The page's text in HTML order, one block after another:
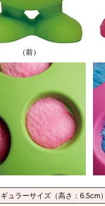
（前）
ュラーサイズ（高さ：6.5cm